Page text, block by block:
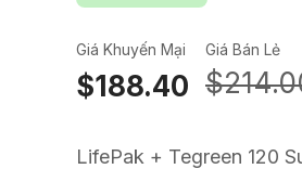
Giá Khuyến Mại
$188.40
Giá Bán Lẻ
LifePak + Tegreen 120